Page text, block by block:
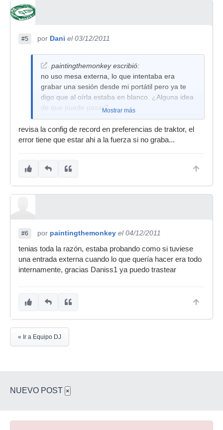
#5 por Dani el 03/12/2011
paintingthemonkey escribió:
no uso mesa externa, lo que intentaba era
grabar una sesión desde mi portátil pero ya te
digo que al oírla estaba en blanco. ¿Alguna idea
de que puede pasar?Mostrar más
revisa la config de record en preferencias de traktor, el
error tiene que estar ahi a la fuerza si no graba...
#6 por paintingthemonkey el 04/12/2011
tenias toda la razón, estaba probando como si tuviese
una entrada externa cuando lo que quería hacer era todo
internamente, gracias Daniss1 ya puedo trastear
« Ir a Equipo DJ
NUEVO POST ×